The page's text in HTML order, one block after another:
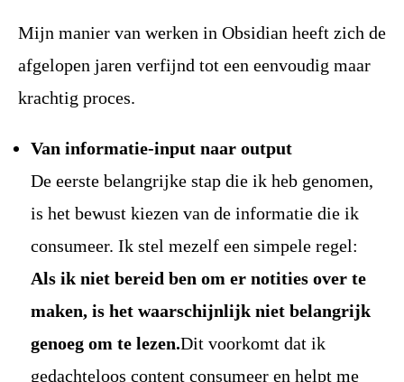
Mijn manier van werken in Obsidian heeft zich de
afgelopen jaren verfijnd tot een eenvoudig maar
krachtig proces.
Van informatie-input naar output
De eerste belangrijke stap die ik heb genomen,
is het bewust kiezen van de informatie die ik
consumeer. Ik stel mezelf een simpele regel:
Als ik niet bereid ben om er notities over te
maken, is het waarschijnlijk niet belangrijk
genoeg om te lezen.Dit voorkomt dat ik
gedachteloos content consumeer en helpt me